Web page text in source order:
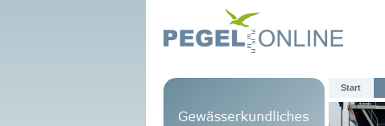
Start